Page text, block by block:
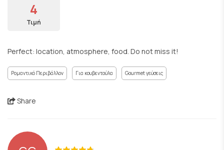
4
Τιμή
Perfect: location, atmosphere, food. Do not miss it!
Ρομαντικό Περιβάλλον Για κουβεντούλα Gourmet γεύσεις
Share